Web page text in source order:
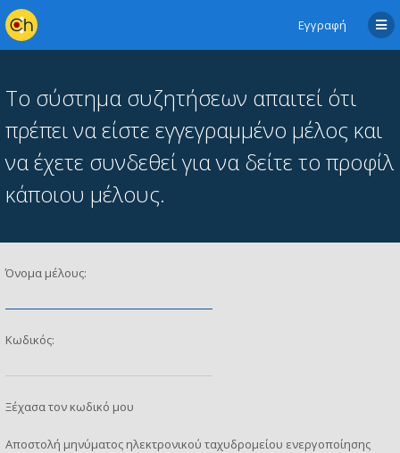
Εγγραφή
Το σύστημα συζητήσεων απαιτεί ότι
πρέπει να είστε εγγεγραμμένο μέλος και
να έχετε συνδεθεί για να δείτε το προφίλ
κάποιου μέλους.
Όνομα μέλους:
Κωδικός:
Ξέχασα τον κωδικό μου
Αποστολή μηνύματος ηλεκτρονικού ταχυδρομείου ενεργοποίησης